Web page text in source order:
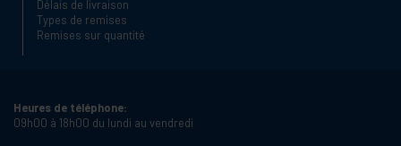
Délais de livraison
Types de remises
Remises sur quantité
Heures de téléphone:
09h00 à 18h00 du lundi au vendredi